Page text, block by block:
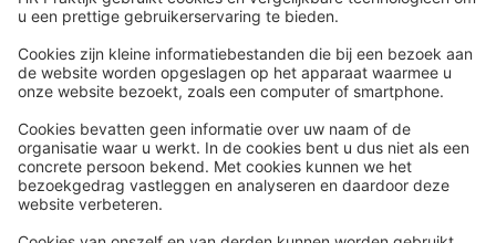
Snel naar
Nieuws
Whitepapers
Webinars
Word lid
Contact
Meer
HR Academy
HR Podcast
CHRO
HR Day
Volg Ons